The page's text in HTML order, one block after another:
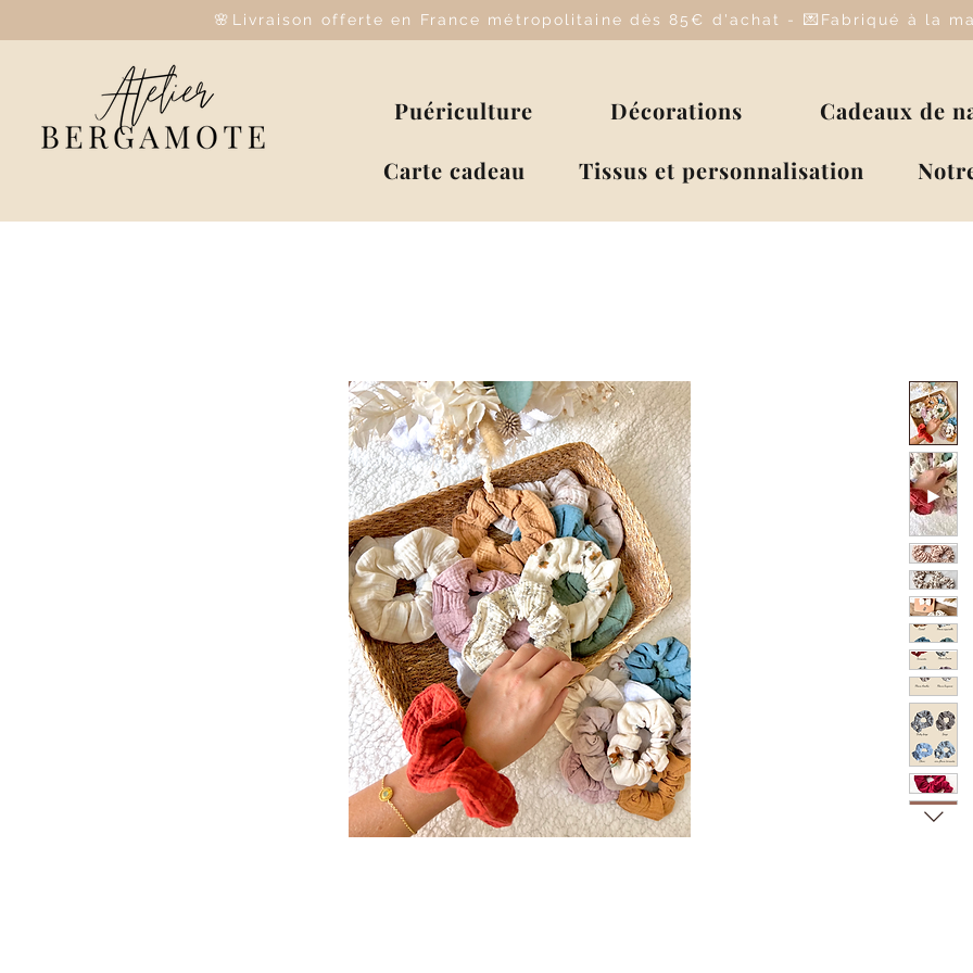
🌸Livraison offerte en France métropolitaine dès 85€ d'achat - 💌Fabriqué à la
Puériculture Décorations Cadeaux de
Carte cadeau Tissus et personnalisation